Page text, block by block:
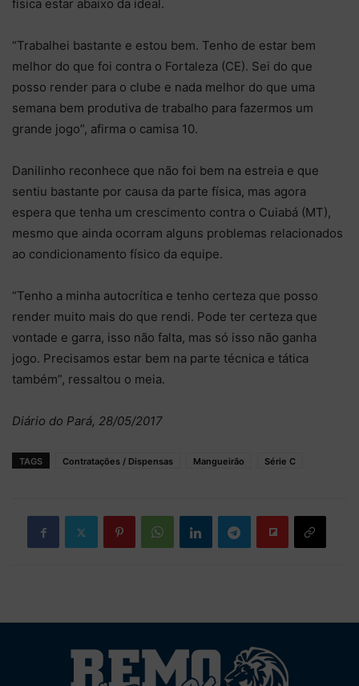
física estar abaixo da ideal.
“Trabalhei bastante e estou bem. Tenho de estar bem
melhor do que foi contra o Fortaleza (CE). Sei do que
posso render para o clube e nada melhor do que uma
semana bem produtiva de trabalho para fazermos um
grande jogo”, afirma o camisa 10.
Danilinho reconhece que não foi bem na estreia e que
sentiu bastante por causa da parte física, mas agora
espera que tenha um crescimento contra o Cuiabá (MT),
mesmo que ainda ocorram alguns problemas relacionados
ao condicionamento físico da equipe.
“Tenho a minha autocrítica e tenho certeza que posso
render muito mais do que rendi. Pode ter certeza que
vontade e garra, isso não falta, mas só isso não ganha
jogo. Precisamos estar bem na parte técnica e tática
também”, ressaltou o meia.
Diário do Pará, 28/05/2017
TAGS Contratações / Dispensas Mangueirão Série C